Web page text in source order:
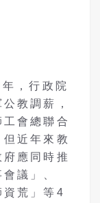
，行政院
教調薪，
會總聯合
近年來教
應同時推
議」、
資荒」等4